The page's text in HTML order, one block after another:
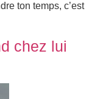
ton temps, c’est
chez lui